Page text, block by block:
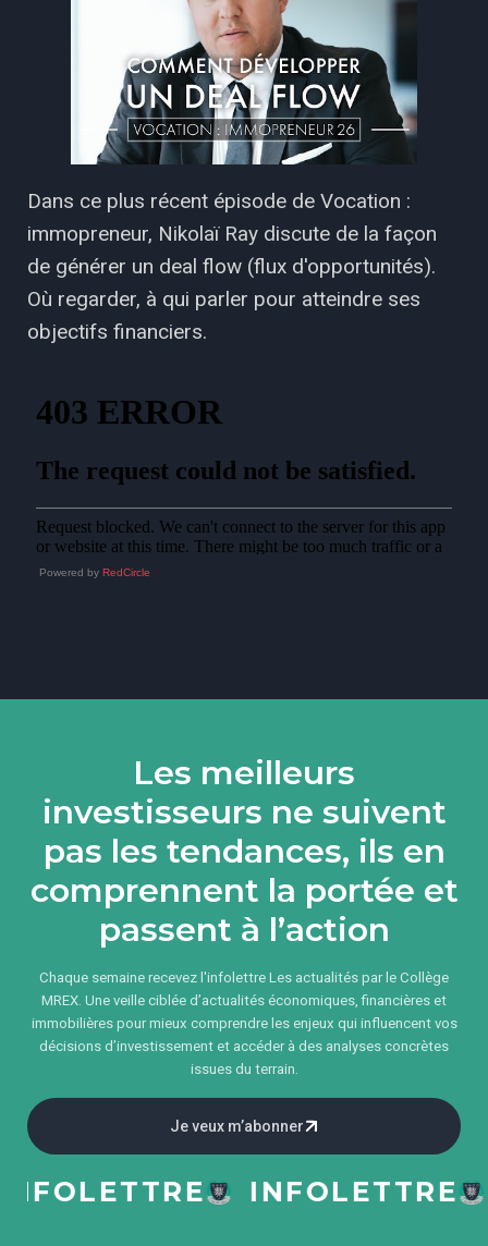
Dans ce plus récent épisode de Vocation :
immopreneur, Nikolaï Ray discute de la façon
de générer un deal flow (flux d'opportunités).
Où regarder, à qui parler pour atteindre ses
objectifs financiers.
Powered by RedCircle
Les meilleurs
investisseurs ne suivent
pas les tendances, ils en
comprennent la portée et
passent à l’action
Chaque semaine recevez l'infolettre Les actualités par le Collège
MREX. Une veille ciblée d’actualités économiques, financières et
immobilières pour mieux comprendre les enjeux qui influencent vos
décisions d’investissement et accéder à des analyses concrètes
issues du terrain.
Je veux m’abonner
INFOLETTRE